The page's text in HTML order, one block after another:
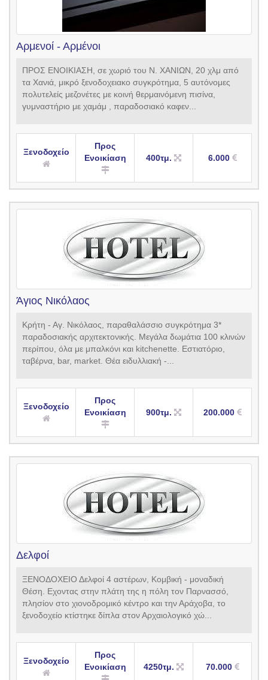
Αρμενοί - Αρμένοι
ΠΡΟΣ ΕΝΟΙΚΙΑΣΗ, σε χωριό του Ν. ΧΑΝΙΩΝ, 20 χλμ από
τα Χανιά, μικρό ξενοδοχειακο συγκρότημα, 5 αυτόνομες
πολυτελείς μεζονέτες με κοινή θερμαινόμενη πισίνα,
γυμναστήριο με χαμάμ , παραδοσιακό καφεν...
Ξενοδοχείο
Προς
Ενοικίαση
400τμ. 6.000
Άγιος Νικόλαος
Κρήτη - Αγ. Νικόλαος, παραθαλάσσιο συγκρότημα 3*
παραδοσιακής αρχιτεκτονικής. Μεγάλα δωμάτια 100 κλινών
περίπου, όλα με μπαλκόνι και kitchenette. Εστιατόριο,
ταβέρνα, bar, market. Θέα ειδυλλιακή -...
Ξενοδοχείο
Προς
Ενοικίαση
900τμ. 200.000
Δελφοί
ΞΕΝΟΔΟΧΕΙΟ Δελφοί 4 αστέρων, Κομβική - μοναδική
Θέση. Εχοντας στην πλάτη της η πόλη τον Παρνασσό,
πλησίον στο χιονοδρομικό κέντρο και την Αράχοβα, το
ξενοδοχείο κτίστηκε δίπλα στον Αρχαιολογικό χώ...
Ξενοδοχείο
Προς
Ενοικίαση
4250τμ. 70.000